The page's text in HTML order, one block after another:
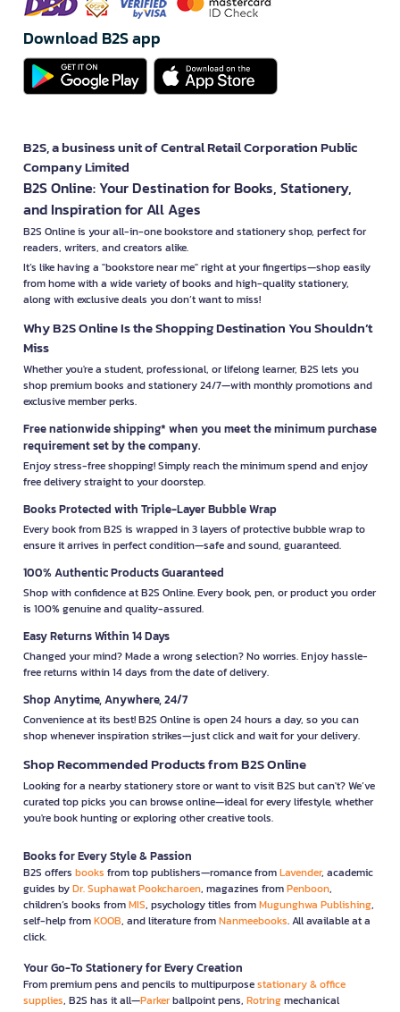
Download B2S app
B2S, a business unit of Central Retail Corporation Public
Company Limited
B2S Online: Your Destination for Books, Stationery,
and Inspiration for All Ages
B2S Online is your all-in-one bookstore and stationery shop, perfect for
readers, writers, and creators alike.
It’s like having a "bookstore near me" right at your fingertips—shop easily
from home with a wide variety of books and high-quality stationery,
along with exclusive deals you don’t want to miss!
Why B2S Online Is the Shopping Destination You Shouldn’t
Miss
Whether you're a student, professional, or lifelong learner, B2S lets you
shop premium books and stationery 24/7—with monthly promotions and
exclusive member perks.
Free nationwide shipping* when you meet the minimum purchase
requirement set by the company.
Enjoy stress-free shopping! Simply reach the minimum spend and enjoy
free delivery straight to your doorstep.
Books Protected with Triple-Layer Bubble Wrap
Every book from B2S is wrapped in 3 layers of protective bubble wrap to
ensure it arrives in perfect condition—safe and sound, guaranteed.
100% Authentic Products Guaranteed
Shop with confidence at B2S Online. Every book, pen, or product you order
is 100% genuine and quality-assured.
Easy Returns Within 14 Days
Changed your mind? Made a wrong selection? No worries. Enjoy hassle-
free returns within 14 days from the date of delivery.
Shop Anytime, Anywhere, 24/7
Convenience at its best! B2S Online is open 24 hours a day, so you can
shop whenever inspiration strikes—just click and wait for your delivery.
Shop Recommended Products from B2S Online
Looking for a nearby stationery store or want to visit B2S but can't? We’ve
curated top picks you can browse online—ideal for every lifestyle, whether
you're book hunting or exploring other creative tools.
Books for Every Style & Passion
B2S offers books from top publishers—romance fromLavender, academic
guides byDr. Suphawat Pookcharoen, magazines fromPenboon,
children’s books fromMIS, psychology titles fromMugunghwa Publishing,
self-help fromKOOB, and literature fromNanmeebooks. All available at a
click.
Your Go-To Stationery for Every Creation
From premium pens and pencils to multipurposestationary & office
supplies, B2S has it all—Parkerballpoint pens, Rotringmechanical